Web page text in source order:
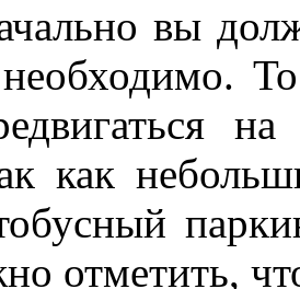
вы
как
отметить,